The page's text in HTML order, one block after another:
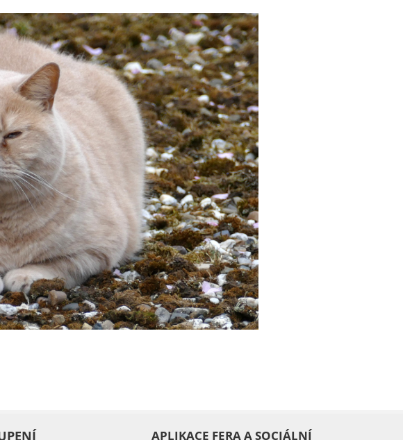
APLIKACE FERA A SOCIÁLNÍ